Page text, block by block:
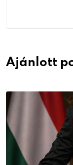
Ajánlott